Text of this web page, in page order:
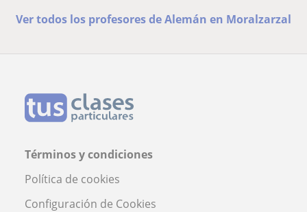
Ver todos los profesores de Alemán en Moralzarzal
Términos y condiciones
Política de cookies
Configuración de Cookies